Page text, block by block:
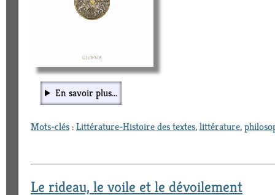
En savoir plus...
Mots-clés:Littérature-Histoire des textes,littérature,
Le rideau, le voile et le dévoilement